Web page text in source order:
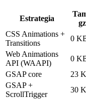
Estrategia
CSS Animations +
Transitions
0
Web Animations
API (WAAPI)
0
GSAP core
23
GSAP +
ScrollTrigger
30